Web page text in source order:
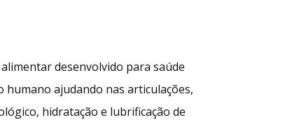
desenvolvido para saúde
humano ajudando nas articulações,
hidratação e lubrificação de